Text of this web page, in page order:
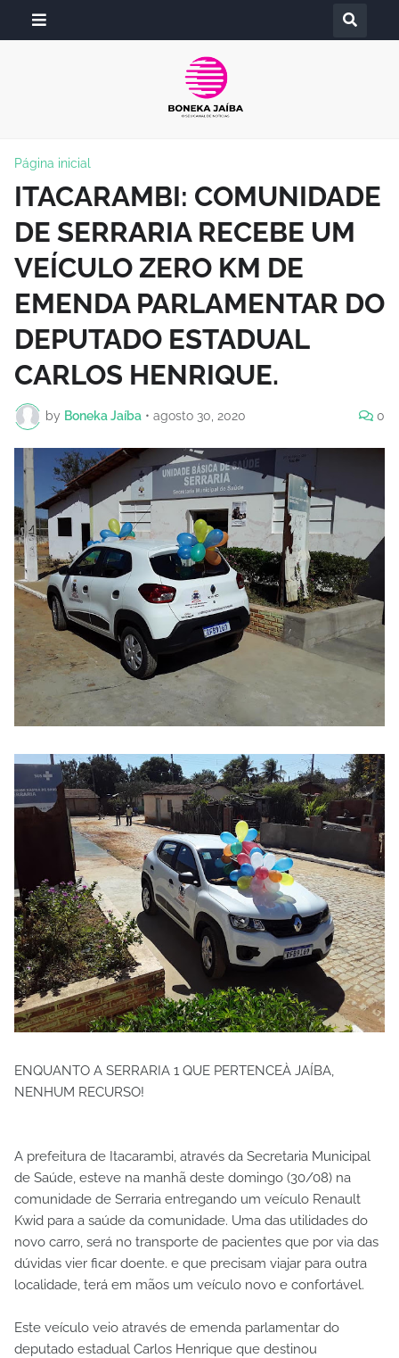
Página inicial
ITACARAMBI: COMUNIDADE
DE SERRARIA RECEBE UM
VEÍCULO ZERO KM DE
EMENDA PARLAMENTAR DO
DEPUTADO ESTADUAL
CARLOS HENRIQUE.
by Boneka Jaíba • agosto 30, 2020 0
ENQUANTO A SERRARIA 1 QUE PERTENCEÀ JAÍBA,
NENHUM RECURSO!
A prefeitura de Itacarambi, através da Secretaria Municipal
de Saúde, esteve na manhã deste domingo (30/08) na
comunidade de Serraria entregando um veículo Renault
Kwid para a saúde da comunidade. Uma das utilidades do
novo carro, será no transporte de pacientes que por via das
dúvidas vier ficar doente. e que precisam viajar para outra
localidade, terá em mãos um veículo novo e confortável.
Este veículo veio através de emenda parlamentar do
deputado estadual Carlos Henrique que destinou